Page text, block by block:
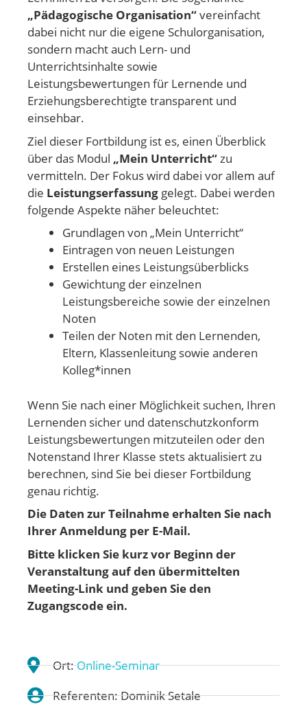
„Pädagogische Organisation“vereinfacht
dabei nicht nur die eigene Schulorganisation,
sondern macht auch Lern- und
Unterrichtsinhalte sowie
Leistungsbewertungen für Lernende und
Erziehungsberechtigte transparent und
einsehbar.
Ziel dieser Fortbildung ist es, einen Überblick
über das Modul „Mein Unterricht“ zu
vermitteln. Der Fokus wird dabei vor allem auf
die Leistungserfassung gelegt. Dabei werden
folgende Aspekte näher beleuchtet:
Grundlagen von „Mein Unterricht“
Eintragen von neuen Leistungen
Erstellen eines Leistungsüberblicks
Gewichtung der einzelnen
Leistungsbereiche sowie der einzelnen
Noten
Teilen der Noten mit den Lernenden,
Eltern, Klassenleitung sowie anderen
Kolleg*innen
Wenn Sie nach einer Möglichkeit suchen, Ihren
Lernenden sicher und datenschutzkonform
Leistungsbewertungen mitzuteilen oder den
Notenstand Ihrer Klasse stets aktualisiert zu
berechnen, sind Sie bei dieser Fortbildung
genau richtig.
Die Daten zur Teilnahme erhalten Sie nach
Ihrer Anmeldung per E-Mail.
Bitte klicken Sie kurz vor Beginn der
Veranstaltung auf den übermittelten
Meeting-Link und geben Sie den
Zugangscode ein.
Ort:Online-Seminar
Referenten: Dominik Setale